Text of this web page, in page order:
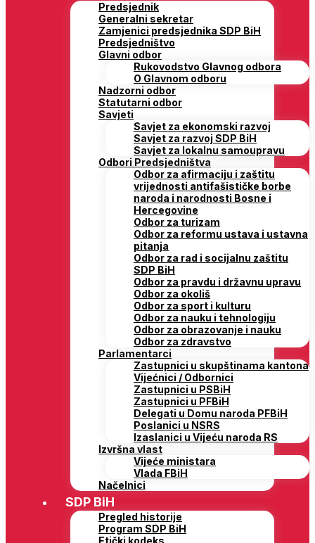
Predsjednik
Generalni sekretar
Zamjenici predsjednika SDP BiH
Predsjedništvo
Glavni odbor
Rukovodstvo Glavnog odbora
O Glavnom odboru
Nadzorni odbor
Statutarni odbor
Savjeti
Savjet za ekonomski razvoj
Savjet za razvoj SDP BiH
Savjet za lokalnu samoupravu
Odbori Predsjedništva
Odbor za afirmaciju i zaštitu
vrijednosti antifašističke borbe
naroda i narodnosti Bosne i
Hercegovine
Odbor za turizam
Odbor za reformu ustava i ustavna
pitanja
Odbor za rad i socijalnu zaštitu
SDP BiH
Odbor za pravdu i državnu upravu
Odbor za okoliš
Odbor za sport i kulturu
Odbor za nauku i tehnologiju
Odbor za obrazovanje i nauku
Odbor za zdravstvo
Parlamentarci
Zastupnici u skupštinama kantona
Vijećnici / Odbornici
Zastupnici u PSBiH
Zastupnici u PFBiH
Delegati u Domu naroda PFBiH
Poslanici u NSRS
Izaslanici u Vijeću naroda RS
Izvršna vlast
Vijeće ministara
Vlada FBiH
Načelnici
SDP BiH
Pregled historije
Program SDP BiH
Etički kodeks